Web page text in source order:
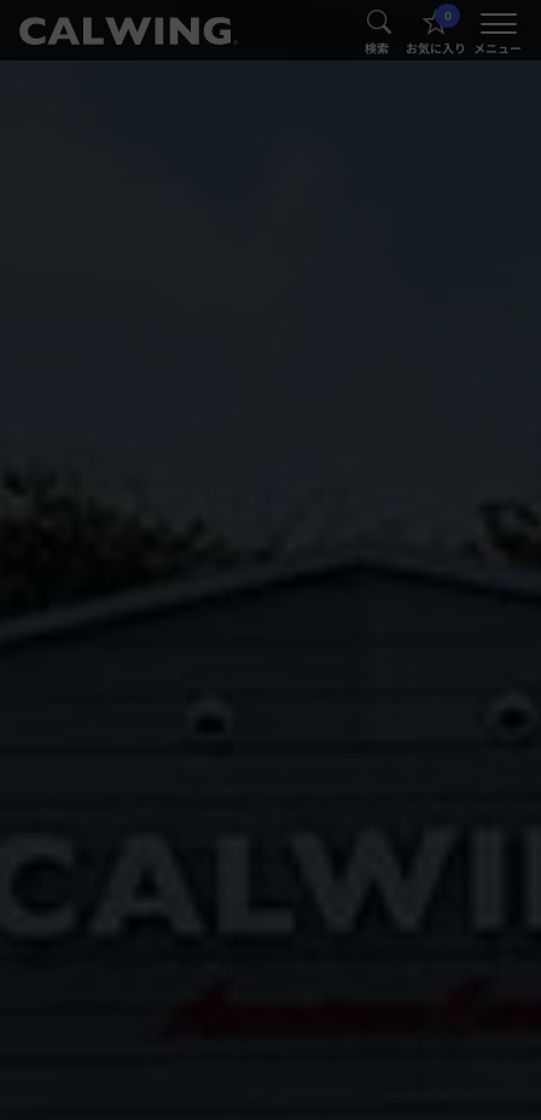
® 検索
0
お気に入り メニュー
®